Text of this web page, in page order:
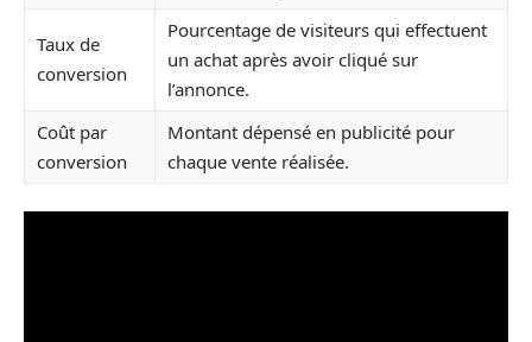
Taux de
conversion
Pourcentage de visiteurs qui effectuent
un achat après avoir cliqué sur
l’annonce.
Coût par
conversion
Montant dépensé en publicité pour
chaque vente réalisée.